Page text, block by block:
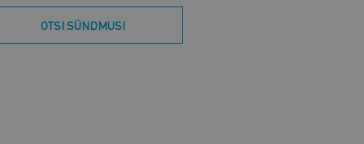
OTSI SÜNDMUSI